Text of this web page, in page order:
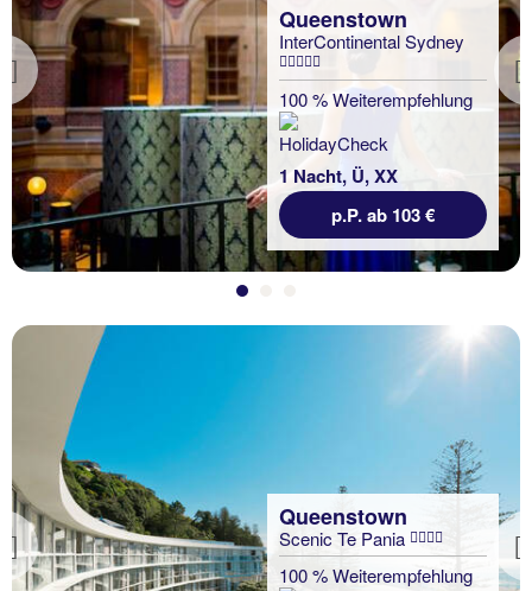
Previous
Queenstown
InterContinental Sydney
100 % Weiterempfehlung
1 Nacht, Ü, XX
p.P. ab 103 €
Previous
Queenstown
Scenic Te Pania
100 % Weiterempfehlung